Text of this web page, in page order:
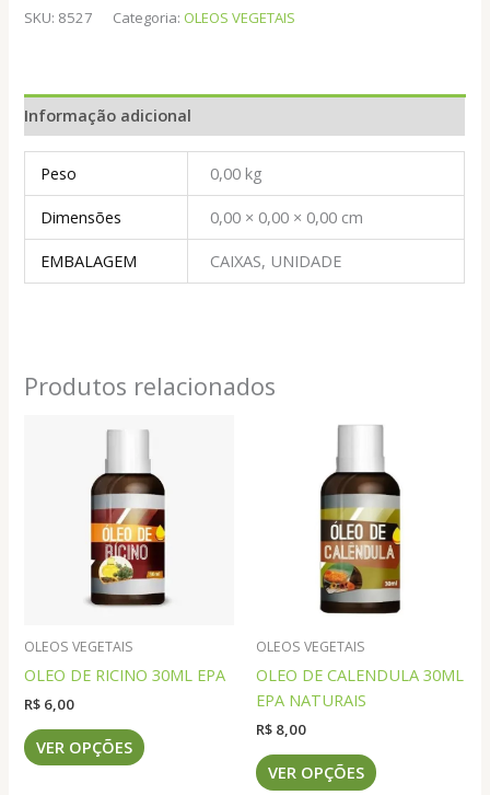
ABOBORA
quantidade
SKU: 8527 Categoria: OLEOS VEGETAIS
Informação adicional
Peso
0,00 kg
Dimensões
0,00 × 0,00 × 0,00 cm
EMBALAGEM
CAIXAS, UNIDADE
Produtos relacionados
OLEOS VEGETAIS
OLEO DE RICINO 30ML EPA
R$ 6,00
VER OPÇÕES produto
OLEOS VEGETAIS
OLEO DE CALENDULA 30ML
EPA NATURAIS
R$ 8,00
VER OPÇÕES produto